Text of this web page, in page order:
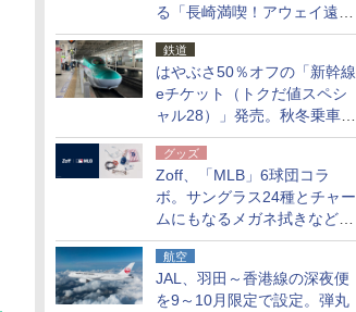
る「長崎満喫！アウェイ遠征
応援キャンペーン」
鉄道
はやぶさ50％オフの「新幹線
eチケット（トクだ値スペシ
ャル28）」発売。秋冬乗車
分、えきねっと限定
グッズ
Zoff、「MLB」6球団コラ
ボ。サングラス24種とチャー
ムにもなるメガネ拭きなど雑
貨24種
航空
JAL、羽田～香港線の深夜便
を9～10月限定で設定。弾丸